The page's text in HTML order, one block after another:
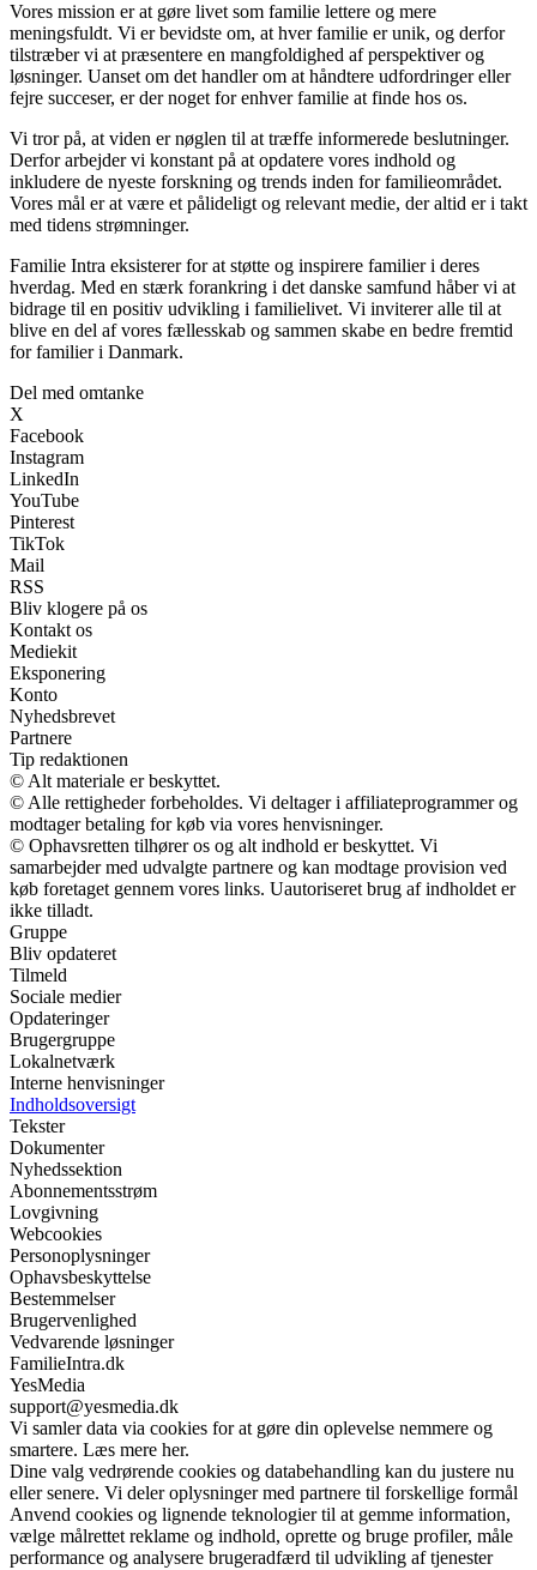
Vores mission er at gøre livet som familie lettere og mere
meningsfuldt. Vi er bevidste om, at hver familie er unik, og derfor
tilstræber vi at præsentere en mangfoldighed af perspektiver og
løsninger. Uanset om det handler om at håndtere udfordringer eller
fejre succeser, er der noget for enhver familie at finde hos os.
Vi tror på, at viden er nøglen til at træffe informerede beslutninger.
Derfor arbejder vi konstant på at opdatere vores indhold og
inkludere de nyeste forskning og trends inden for familieområdet.
Vores mål er at være et pålideligt og relevant medie, der altid er i takt
med tidens strømninger.
Familie Intra eksisterer for at støtte og inspirere familier i deres
hverdag. Med en stærk forankring i det danske samfund håber vi at
bidrage til en positiv udvikling i familielivet. Vi inviterer alle til at
blive en del af vores fællesskab og sammen skabe en bedre fremtid
for familier i Danmark.
Del med omtanke
X
Facebook
Instagram
LinkedIn
YouTube
Pinterest
TikTok
Mail
RSS
Bliv klogere på os
Kontakt os
Mediekit
Eksponering
Konto
Nyhedsbrevet
Partnere
Tip redaktionen
© Alt materiale er beskyttet.
© Alle rettigheder forbeholdes. Vi deltager i affiliateprogrammer og
modtager betaling for køb via vores henvisninger.
© Ophavsretten tilhører os og alt indhold er beskyttet. Vi
samarbejder med udvalgte partnere og kan modtage provision ved
køb foretaget gennem vores links. Uautoriseret brug af indholdet er
ikke tilladt.
Gruppe
Bliv opdateret
Tilmeld
Sociale medier
Opdateringer
Brugergruppe
Lokalnetværk
Interne henvisninger
Indholdsoversigt
Tekster
Dokumenter
Nyhedssektion
Abonnementsstrøm
Lovgivning
Webcookies
Personoplysninger
Ophavsbeskyttelse
Bestemmelser
Brugervenlighed
Vedvarende løsninger
FamilieIntra.dk
YesMedia
support@yesmedia.dk
Vi samler data via cookies for at gøre din oplevelse nemmere og
smartere. Læs mere her.
Dine valg vedrørende cookies og databehandling kan du justere nu
eller senere. Vi deler oplysninger med partnere til forskellige formål
Anvend cookies og lignende teknologier til at gemme information,
vælge målrettet reklame og indhold, oprette og bruge profiler, måle
performance og analysere brugeradfærd til udvikling af tjenester